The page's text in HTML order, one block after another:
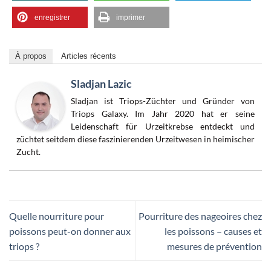
enregistrer imprimer
À propos Articles récents
Sladjan Lazic
Sladjan ist Triops-Züchter und Gründer von
Triops Galaxy. Im Jahr 2020 hat er seine
Leidenschaft für Urzeitkrebse entdeckt und
züchtet seitdem diese faszinierenden Urzeitwesen in heimischer
Zucht.
Quelle nourriture pour
poissons peut-on donner aux
triops ?
Pourriture des nageoires chez
les poissons – causes et
mesures de prévention